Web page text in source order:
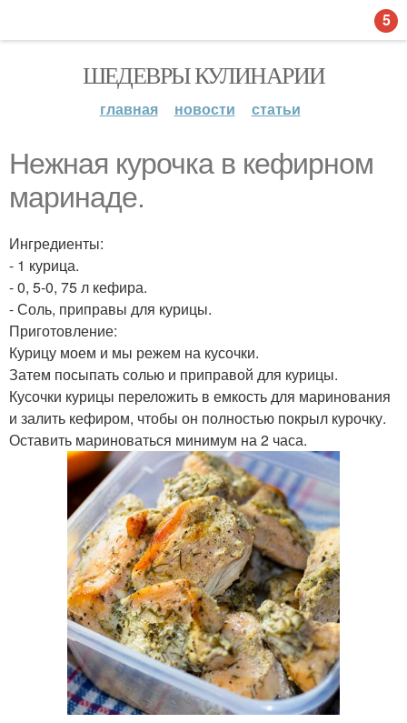
ШЕДЕВРЫ КУЛИНАРИИ
главная новости статьи
Нежная курочка в кефирном
маринаде.
Ингредиенты:
- 1 курица.
- 0, 5-0, 75 л кефира.
- Соль, приправы для курицы.
Приготовление:
Курицу моем и мы режем на кусочки.
Затем посыпать солью и приправой для курицы.
Кусочки курицы переложить в емкость для маринования
и залить кефиром, чтобы он полностью покрыл курочку.
Оставить мариноваться минимум на 2 часа.
5